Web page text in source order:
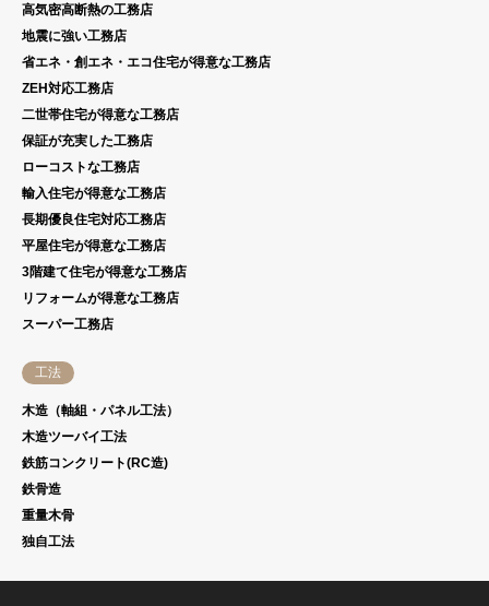
高気密高断熱の工務店
地震に強い工務店
省エネ・創エネ・エコ住宅が得意な工務店
ZEH対応工務店
二世帯住宅が得意な工務店
保証が充実した工務店
ローコストな工務店
輸入住宅が得意な工務店
長期優良住宅対応工務店
平屋住宅が得意な工務店
3階建て住宅が得意な工務店
リフォームが得意な工務店
スーパー工務店
工法
木造（軸組・パネル工法）
木造ツーバイ工法
鉄筋コンクリート(RC造)
鉄骨造
重量木骨
独自工法